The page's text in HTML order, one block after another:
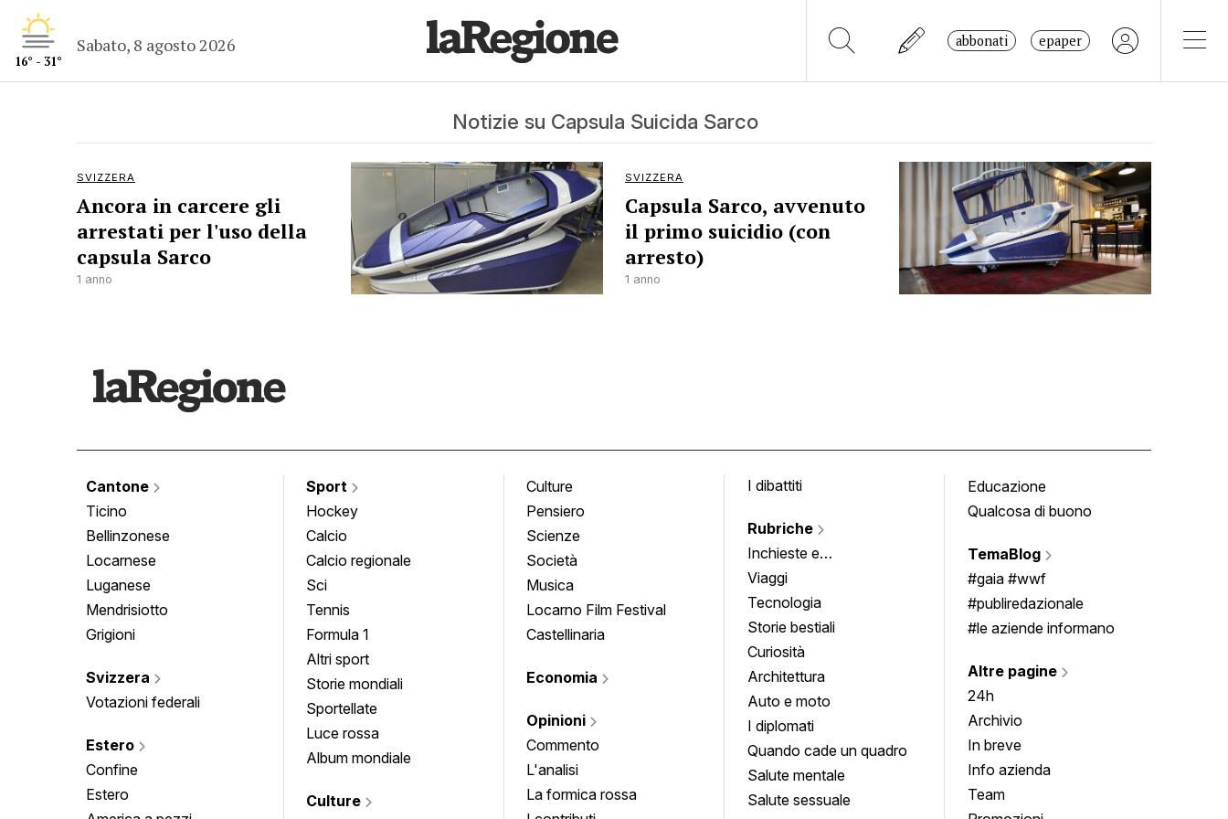
16° - 31°
Sabato, 8 agosto 2026 abbonati epaper
Notizie su Capsula Suicida Sarco
SVIZZERA
Ancora in carcere gli
arrestati per l'uso della
capsula Sarco
1 anno
SVIZZERA
Capsula Sarco, avvenuto
il primo suicidio (con
arresto)
1 anno
Cantone
Ticino
Bellinzonese
Locarnese
Luganese
Mendrisiotto
Grigioni
Svizzera
Votazioni federali
Estero
Confine
Estero
Sport
Hockey
Calcio
Calcio regionale
Sci
Tennis
Formula 1
Altri sport
Storie mondiali
Sportellate
Luce rossa
Album mondiale
Culture
Culture
Pensiero
Scienze
Società
Musica
Locarno Film Festival
Castellinaria
Economia
Opinioni
Commento
L'analisi
La formica rossa
I dibattiti
Rubriche
Inchieste e
approfondimenti
Viaggi
Tecnologia
Storie bestiali
Curiosità
Architettura
Auto e moto
I diplomati
Quando cade un quadro
Salute mentale
Salute sessuale
Educazione
Qualcosa di buono
TemaBlog
#gaia #wwf
#publiredazionale
#le aziende informano
Altre pagine
24h
Archivio
In breve
Info azienda
Team